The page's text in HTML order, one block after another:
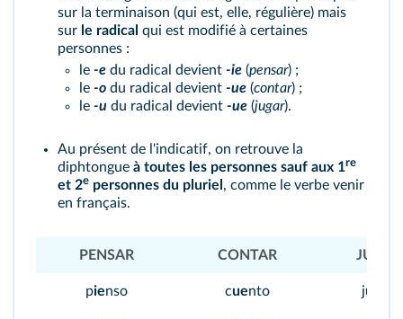
sur la terminaison (qui est, elle, régulière) mais
sur le radical qui est modifié à certaines
personnes :
le -e du radical devient -ie (pensar) ;
le -o du radical devient -ue (contar) ;
le -u du radical devient -ue (jugar).
Au présent de l'indicatif, on retrouve la
diphtongue à toutes les personnes sauf aux 1re
et 2e personnes du pluriel , comme le verbe venir
en français.
PENSAR CONTAR JUGAR
pienso cuento jue